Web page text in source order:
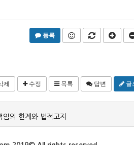
등록
제 수정 목록 답변 글
임의 한계와 법적고지